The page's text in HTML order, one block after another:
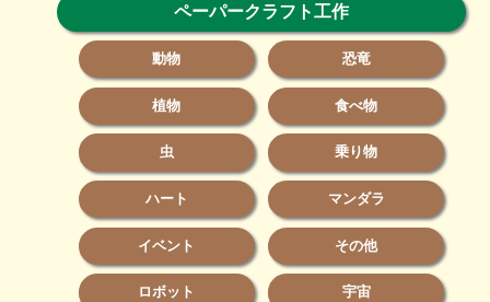
ペーパークラフト工作
動物 恐竜
植物 食べ物
虫 乗り物
ハート マンダラ
イベント その他
ロボット 宇宙